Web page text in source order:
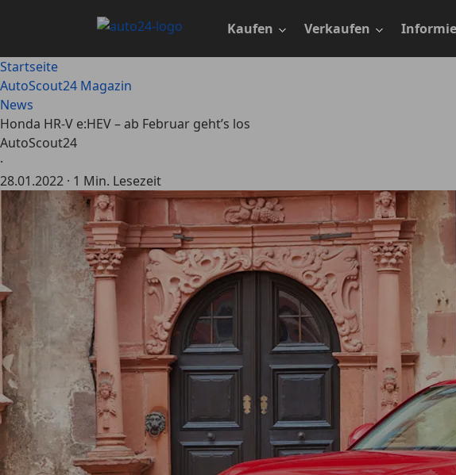
Kaufen Verkaufen
Startseite
AutoScout24 Magazin
News
Honda HR-V e:HEV – ab Februar geht’s los
AutoScout24
·
28.01.2022 · 1 Min. Lesezeit